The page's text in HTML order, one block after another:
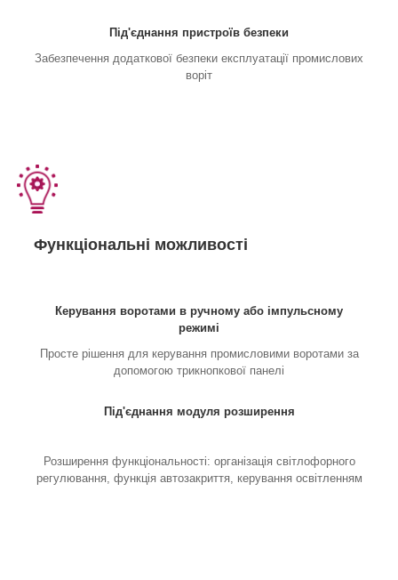
Під'єднання пристроїв безпеки
Забезпечення додаткової безпеки експлуатації промислових
воріт
Функціональні можливості
Керування воротами в ручному або імпульсному
режимі
Просте рішення для керування промисловими воротами за
допомогою трикнопкової панелі
Під'єднання модуля розширення
Розширення функціональності: організація світлофорного
регулювання, функція автозакриття, керування освітленням